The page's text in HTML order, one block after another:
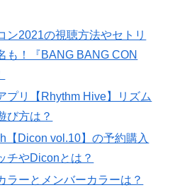
ン2021の視聴方法やセトリ
も！『BANG BANG CON
プリ【Rhythm Hive】リズム
び方は？
【Dicon vol.10】の予約購入
チやDiconとは？
ラーとメンバーカラーは？